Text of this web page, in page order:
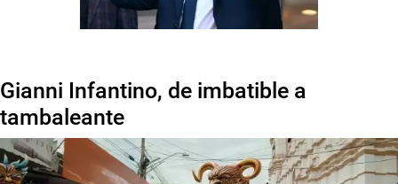
Gianni Infantino, de imbatible a
tambaleante